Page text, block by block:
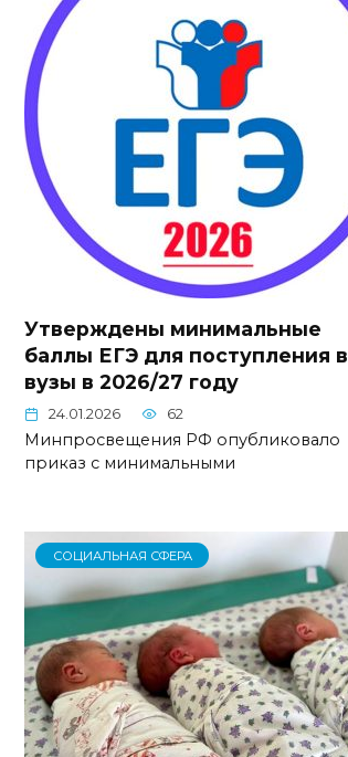
Утверждены минимальные
баллы ЕГЭ для поступления в
вузы в 2026/27 году
24.01.2026 62
Минпросвещения РФ опубликовало
приказ с минимальными
СОЦИАЛЬНАЯ СФЕРА